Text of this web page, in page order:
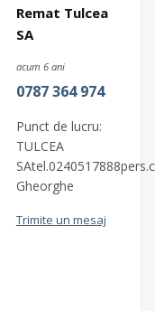
Remat Tulcea
SA
acum 6 ani
0787 364 974
Punct de lucru:
TULCEA
Gheorghe
Trimite un mesaj